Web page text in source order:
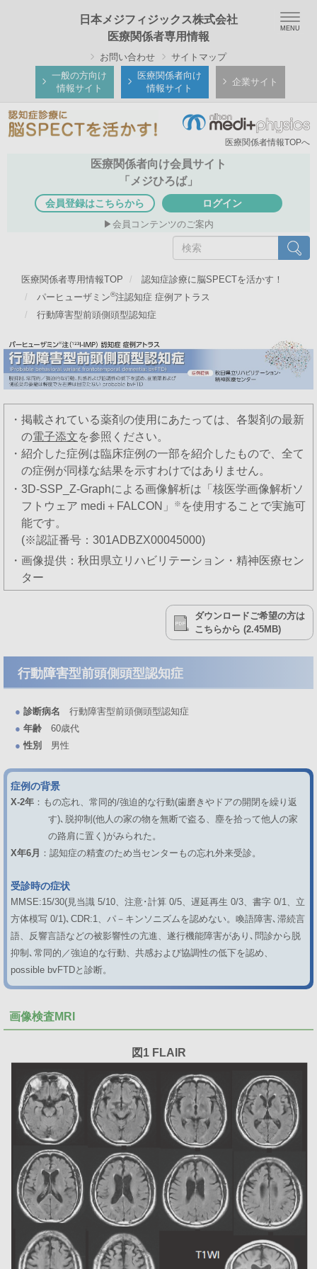
ン
ツ
日本メジフィジックス株式会社
医療関係者専用情報
お問い合わせ
サイトマップ
一般の方向け
情報サイト
医療関係者向け
情報サイト
企業サイト
医療関係者情報TOPへ
医療関係者向け会員サイト
「メジひろば」
会員登録はこちらから ログイン
会員コンテンツのご案内
索
検索
医療関係者専用情報TOP
認知症診療に脳SPECTを活かす！
パーヒューザミン®注認知症 症例アトラス
行動障害型前頭側頭型認知症
・掲載されている薬剤の使用にあたっては、各製剤の最新
の電子添文を参照ください。
・紹介した症例は臨床症例の一部を紹介したもので、全て
の症例が同様な結果を示すわけではありません。
・3D-SSP_Z-Graphによる画像解析は「核医学画像解析ソ
フトウェア medi＋FALCON」
※ を使用することで実施可
能です。
(※認証番号：301ADBZX00045000)
・画像提供：秋田県立リハビリテーション・精神医療セン
ター
ダウンロードご希望の方は
こちらから (2.45MB)
行動障害型前頭側頭型認知症
● 診断病名 行動障害型前頭側頭型認知症
● 年齢 60歳代
● 性別 男性
症例の背景
X-2年 ：もの忘れ、常同的/強迫的な行動(歯磨きやドアの開閉を繰り返
す)､脱抑制(他人の家の物を無断で盗る、塵を拾って他人の家
の路肩に置く)がみられた。
X年6月 ：認知症の精査のため当センターもの忘れ外来受診。
受診時の症状
MMSE:15/30(見当識 5/10、注意･計算 0/5、遅延再生 0/3、書字 0/1、立
方体模写 0/1)､CDR:1、パ－キンソニズムを認めない。喚語障害､滞続言
語、反響言語などの被影響性の亢進、遂行機能障害があり､問診から脱
抑制､常同的／強迫的な行動、共感および協調性の低下を認め、
possible bvFTDと診断。
画像検査MRI
図1 FLAIR